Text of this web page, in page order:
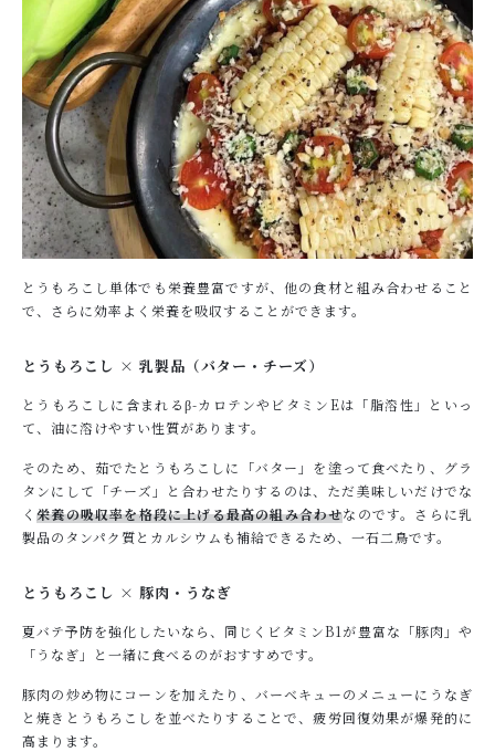
とうもろこし単体でも栄養豊富ですが、他の食材と組み合わせること
で、さらに効率よく栄養を吸収することができます。
とうもろこし × 乳製品（バター・チーズ）
とうもろこしに含まれるβ-カロテンやビタミンEは「脂溶性」といっ
て、油に溶けやすい性質があります。
そのため、茹でたとうもろこしに「バター」を塗って食べたり、グラ
タンにして「チーズ」と合わせたりするのは、ただ美味しいだけでな
く栄養の吸収率を格段に上げる最高の組み合わせなのです。さらに乳
製品のタンパク質とカルシウムも補給できるため、一石二鳥です。
とうもろこし × 豚肉・うなぎ
夏バテ予防を強化したいなら、同じくビタミンB1が豊富な「豚肉」や
「うなぎ」と一緒に食べるのがおすすめです。
豚肉の炒め物にコーンを加えたり、バーベキューのメニューにうなぎ
と焼きとうもろこしを並べたりすることで、疲労回復効果が爆発的に
高まります。